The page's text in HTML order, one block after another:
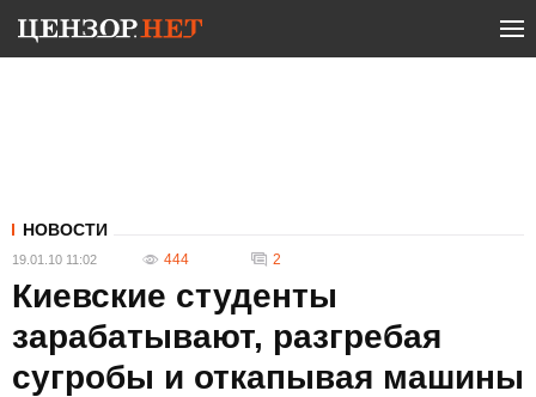
НОВОСТИ
19.01.10 11:02 444 2
Киевские студенты
зарабатывают, разгребая
сугробы и откапывая машины